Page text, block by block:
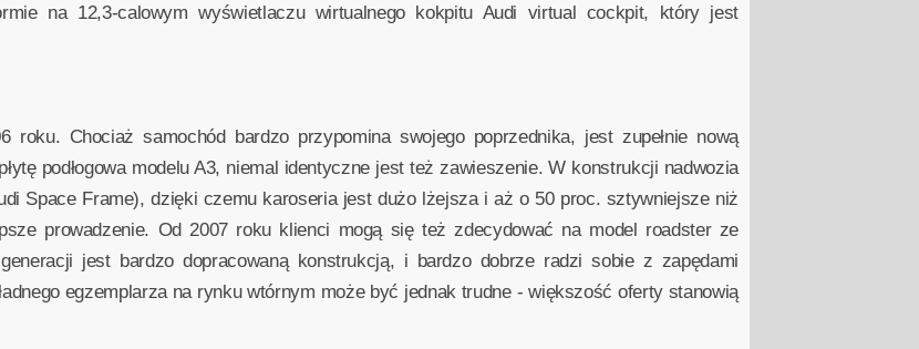
na 12,3-calowym wyświetlaczu wirtualnego kokpitu Audi virtual cockpit, który jest
roku. Chociaż samochód bardzo przypomina swojego poprzednika, jest zupełnie nową
podłogowa modelu A3, niemal identyczne jest też zawieszenie. W konstrukcji nadwozia
Space Frame), dzięki czemu karoseria jest dużo lżejsza i aż o 50 proc. sztywniejsze niż
prowadzenie. Od 2007 roku klienci mogą się też zdecydować na model roadster ze
jest bardzo dopracowaną konstrukcją, i bardzo dobrze radzi sobie z zapędami
egzemplarza na rynku wtórnym może być jednak trudne - większość oferty stanowią